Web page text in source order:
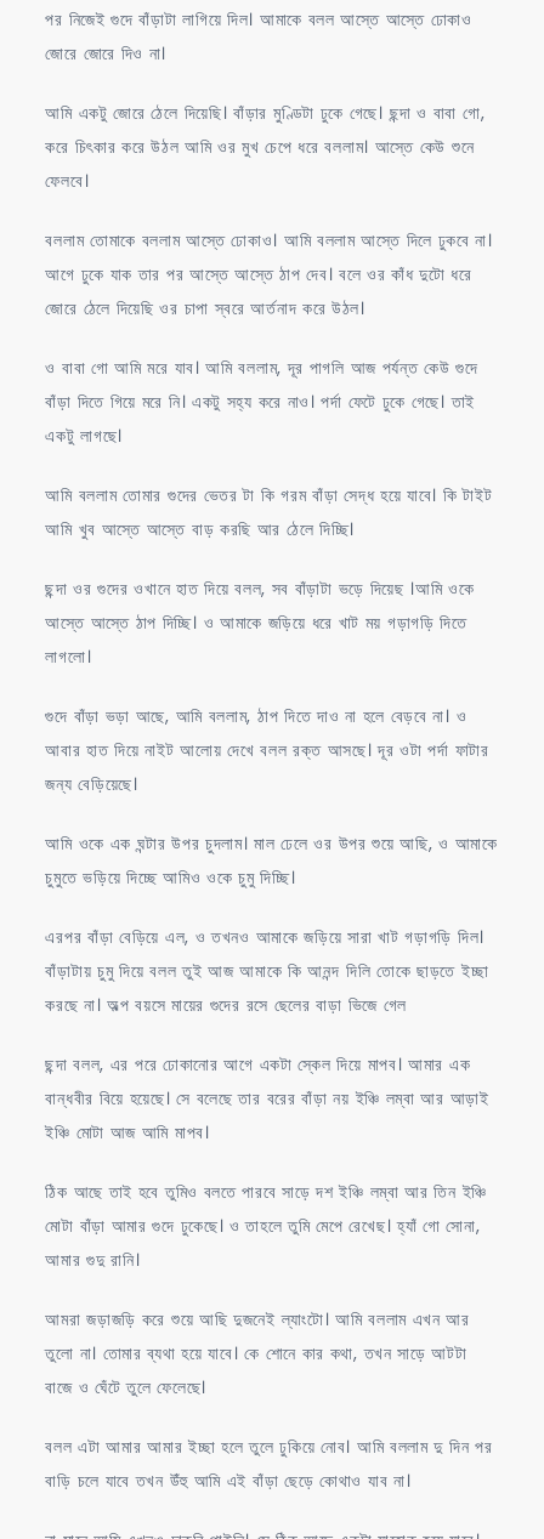
পর নিজেই গুদে বাঁড়াটা লাগিয়ে দিল। আমাকে বলল আস্তে আস্তে ঢোকাও
জোরে জোরে দিও না।
আমি একটু জোরে ঠেলে দিয়েছি। বাঁড়ার মুণ্ডিটা ঢুকে গেছে। ছন্দা ও বাবা গো,
করে চিৎকার করে উঠল আমি ওর মুখ চেপে ধরে বললাম। আস্তে কেউ শুনে
ফেলবে।
বললাম তোমাকে বললাম আস্তে ঢোকাও। আমি বললাম আস্তে দিলে ঢুকবে না।
আগে ঢুকে যাক তার পর আস্তে আস্তে ঠাপ দেব। বলে ওর কাঁধ দুটো ধরে
জোরে ঠেলে দিয়েছি ওর চাপা স্বরে আর্তনাদ করে উঠল।
ও বাবা গো আমি মরে যাব। আমি বললাম, দূর পাগলি আজ পর্যন্ত কেউ গুদে
বাঁড়া দিতে গিয়ে মরে নি। একটু সহ্য করে নাও। পর্দা ফেটে ঢুকে গেছে। তাই
একটু লাগছে।
আমি বললাম তোমার গুদের ভেতর টা কি গরম বাঁড়া সেদ্ধ হয়ে যাবে। কি টাইট
আমি খুব আস্তে আস্তে বাড় করছি আর ঠেলে দিচ্ছি।
ছন্দা ওর গুদের ওখানে হাত দিয়ে বলল, সব বাঁড়াটা ভড়ে দিয়েছ ।আমি ওকে
আস্তে আস্তে ঠাপ দিচ্ছি। ও আমাকে জড়িয়ে ধরে খাট ময় গড়াগড়ি দিতে
লাগলো।
গুদে বাঁড়া ভড়া আছে, আমি বললাম, ঠাপ দিতে দাও না হলে বেড়বে না। ও
আবার হাত দিয়ে নাইট আলোয় দেখে বলল রক্ত আসছে। দূর ওটা পর্দা ফাটার
জন্য বেড়িয়েছে।
আমি ওকে এক ঘন্টার উপর চুদলাম। মাল ঢেলে ওর উপর শুয়ে আছি, ও আমাকে
চুমুতে ভড়িয়ে দিচ্ছে আমিও ওকে চুমু দিচ্ছি।
এরপর বাঁড়া বেড়িয়ে এল, ও তখনও আমাকে জড়িয়ে সারা খাট গড়াগড়ি দিল।
বাঁড়াটায় চুমু দিয়ে বলল তুই আজ আমাকে কি আনন্দ দিলি তোকে ছাড়তে ইচ্ছা
করছে না। অল্প বয়সে মায়ের গুদের রসে ছেলের বাড়া ভিজে গেল
ছন্দা বলল, এর পরে ঢোকানোর আগে একটা স্কেল দিয়ে মাপব। আমার এক
বান্ধবীর বিয়ে হয়েছে। সে বলেছে তার বরের বাঁড়া নয় ইঞ্চি লম্বা আর আড়াই
ইঞ্চি মোটা আজ আমি মাপব।
ঠিক আছে তাই হবে তুমিও বলতে পারবে সাড়ে দশ ইঞ্চি লম্বা আর তিন ইঞ্চি
মোটা বাঁড়া আমার গুদে ঢুকেছে। ও তাহলে তুমি মেপে রেখেছ। হ্যাঁ গো সোনা,
আমার গুদু রানি।
আমরা জড়াজড়ি করে শুয়ে আছি দুজনেই ল্যাংটো। আমি বললাম এখন আর
তুলো না। তোমার ব্যথা হয়ে যাবে। কে শোনে কার কথা, তখন সাড়ে আটটা
বাজে ও ঘেঁটে তুলে ফেলেছে।
বলল এটা আমার আমার ইচ্ছা হলে তুলে ঢুকিয়ে নোব। আমি বললাম দু দিন পর
বাড়ি চলে যাবে তখন উঁহু আমি এই বাঁড়া ছেড়ে কোথাও যাব না।